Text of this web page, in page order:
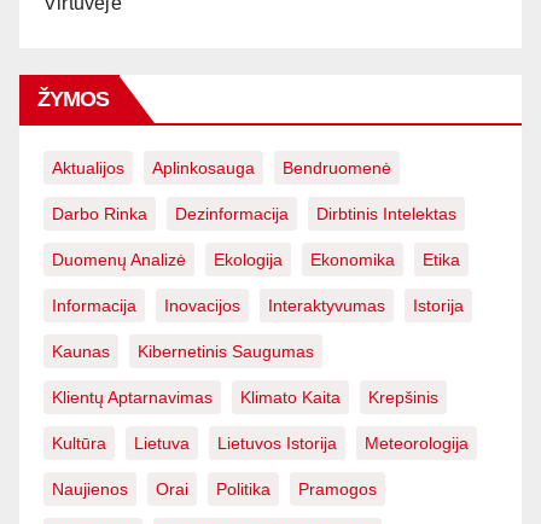
ŽYMOS
Aktualijos Aplinkosauga Bendruomenė
Darbo Rinka Dezinformacija Dirbtinis Intelektas
Duomenų Analizė Ekologija Ekonomika Etika
Informacija Inovacijos Interaktyvumas Istorija
Kaunas Kibernetinis Saugumas
Klientų Aptarnavimas Klimato Kaita Krepšinis
Kultūra Lietuva Lietuvos Istorija Meteorologija
Naujienos Orai Politika Pramogos